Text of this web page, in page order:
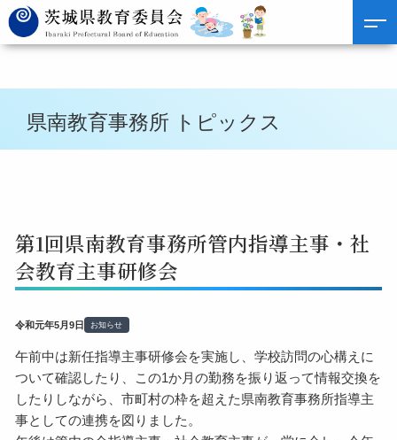
県南教育事務所 トピックス
第1回県南教育事務所管内指導主事・社
会教育主事研修会
令和元年5月9日 お知らせ
午前中は新任指導主事研修会を実施し、学校訪問の心構えに
ついて確認したり、この1か月の勤務を振り返って情報交換を
したりしながら、市町村の枠を超えた県南教育事務所指導主
事としての連携を図りました。